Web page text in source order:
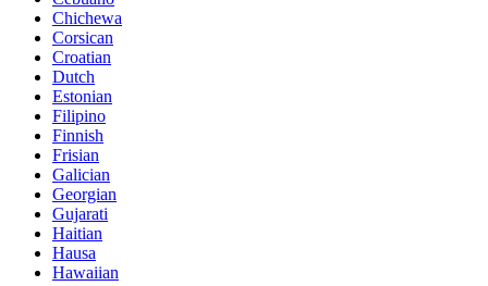
Chichewa
Corsican
Croatian
Dutch
Estonian
Filipino
Finnish
Frisian
Galician
Georgian
Gujarati
Haitian
Hausa
Hawaiian